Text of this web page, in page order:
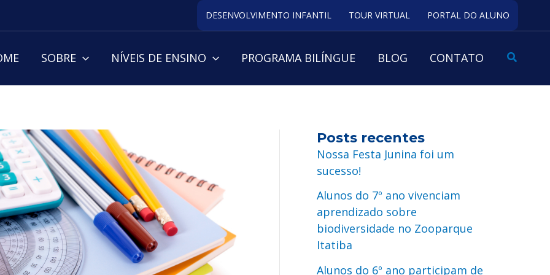
DESENVOLVIMENTO INFANTIL TOUR VIRTUAL PORTAL DO ALUNO
SOBRE NÍVEIS DE ENSINO PROGRAMA BILÍNGUE BLOG CONTATO
Posts recentes
Nossa Festa Junina foi um
sucesso!
Alunos do 7º ano vivenciam
aprendizado sobre
biodiversidade no Zooparque
Itatiba
Alunos do 6º ano participam de